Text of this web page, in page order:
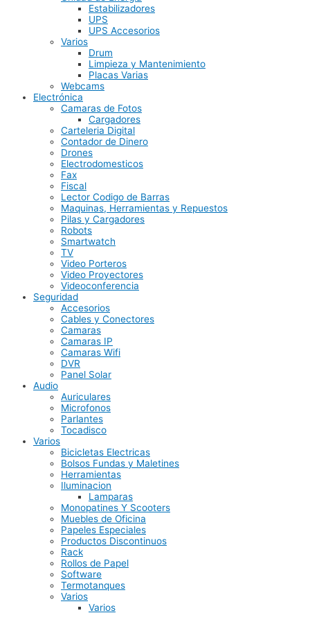
Estabilizadores
UPS
UPS Accesorios
Varios
Drum
Limpieza y Mantenimiento
Placas Varias
Webcams
Electrónica
Camaras de Fotos
Cargadores
Carteleria Digital
Contador de Dinero
Drones
Electrodomesticos
Fax
Fiscal
Lector Codigo de Barras
Maquinas, Herramientas y Repuestos
Pilas y Cargadores
Robots
Smartwatch
TV
Video Porteros
Video Proyectores
Videoconferencia
Seguridad
Accesorios
Cables y Conectores
Camaras
Camaras IP
Camaras Wifi
DVR
Panel Solar
Audio
Auriculares
Microfonos
Parlantes
Tocadisco
Varios
Bicicletas Electricas
Bolsos Fundas y Maletines
Herramientas
Iluminacion
Lamparas
Monopatines Y Scooters
Muebles de Oficina
Papeles Especiales
Productos Discontinuos
Rack
Rollos de Papel
Software
Termotanques
Varios
Varios